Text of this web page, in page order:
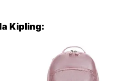
Kipling: